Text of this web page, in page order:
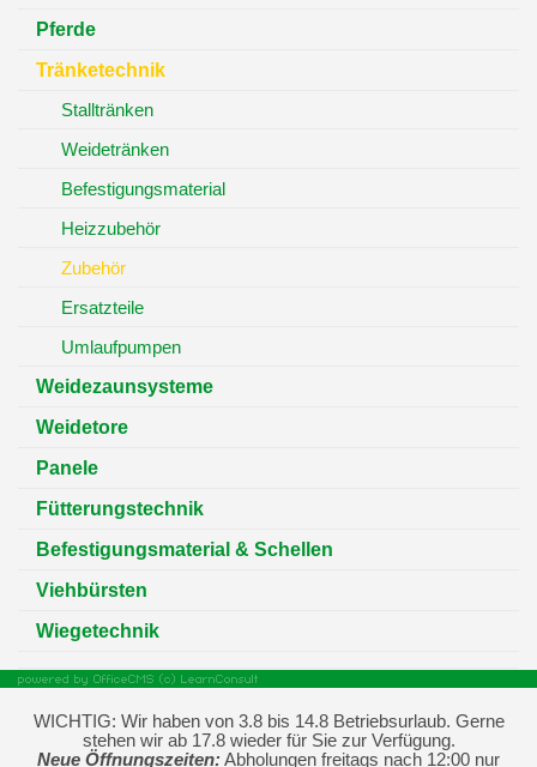
Pferde
Tränketechnik
Stalltränken
Weidetränken
Befestigungsmaterial
Heizzubehör
Zubehör
Ersatzteile
Umlaufpumpen
Weidezaunsysteme
Weidetore
Panele
Fütterungstechnik
Befestigungsmaterial & Schellen
Viehbürsten
Wiegetechnik
WICHTIG: Wir haben von 3.8 bis 14.8 Betriebsurlaub. Gerne
stehen wir ab 17.8 wieder für Sie zur Verfügung.
Neue Öffnungszeiten: Abholungen freitags nach 12:00 nur